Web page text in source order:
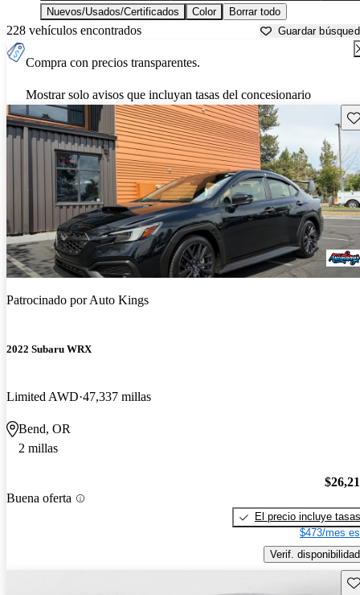
Nuevos/Usados/Certificados
Color Borrar todo
228 vehículos encontrados Guardar
Compra con precios transparentes.
Mostrar solo avisos que incluyan tasas del concesionario
Patrocinado porAuto Kings
2022 Subaru WRX
Limited AWD 47,337 millas
Bend, OR
2 millas
Buena oferta
El precio incluye tasas
$473/mes
Verif. disponibilidad